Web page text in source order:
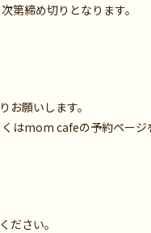
第締め切りとなります。
願いします。
はmom cafeの予約ページ
ださい。